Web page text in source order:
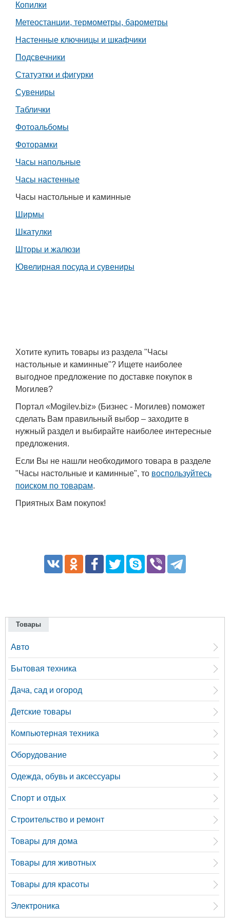
Копилки
Метеостанции, термометры, барометры
Настенные ключницы и шкафчики
Подсвечники
Статуэтки и фигурки
Сувениры
Таблички
Фотоальбомы
Фоторамки
Часы напольные
Часы настенные
Часы настольные и каминные
Ширмы
Шкатулки
Шторы и жалюзи
Ювелирная посуда и сувениры
Хотите купить товары из раздела "Часы
настольные и каминные"? Ищете наиболее
выгодное предложение по доставке покупок в
Могилев?
Портал «Mogilev.biz» (Бизнес - Могилев) поможет
сделать Вам правильный выбор – заходите в
нужный раздел и выбирайте наиболее интересные
предложения.
Если Вы не нашли необходимого товара в разделе
"Часы настольные и каминные", то воспользуйтесь
поиском по товарам.
Приятных Вам покупок!
Товары
Авто
Бытовая техника
Дача, сад и огород
Детские товары
Компьютерная техника
Оборудование
Одежда, обувь и аксессуары
Спорт и отдых
Строительство и ремонт
Товары для дома
Товары для животных
Товары для красоты
Электроника